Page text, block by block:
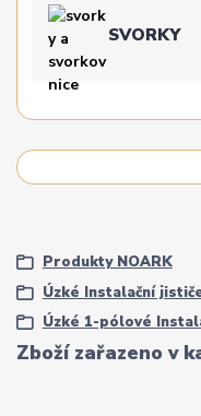
SVORKY
Zboží zařazeno v
Produkty NOARK
Úzké Instalační
Úzké 1-pólové